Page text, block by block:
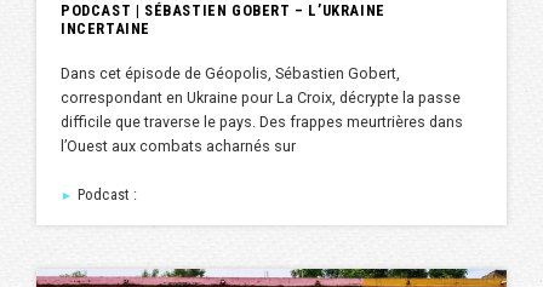
PODCAST | SÉBASTIEN GOBERT – L’UKRAINE
INCERTAINE
Dans cet épisode de Géopolis, Sébastien Gobert,
correspondant en Ukraine pour La Croix, décrypte la passe
difficile que traverse le pays. Des frappes meurtrières dans
l’Ouest aux combats acharnés sur
► Podcast :